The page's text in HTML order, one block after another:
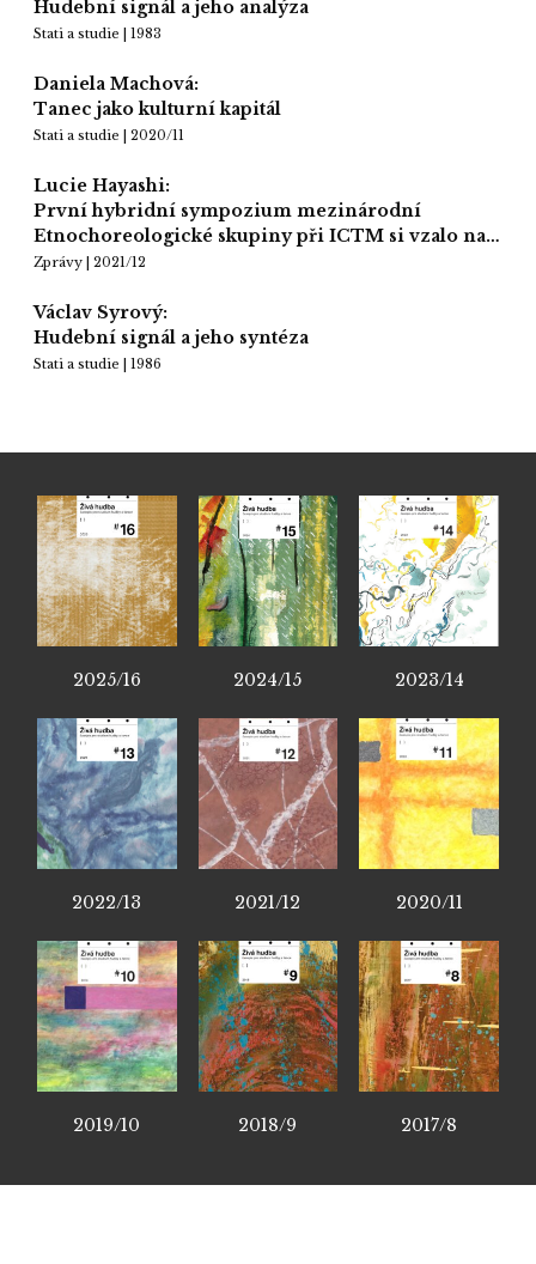
Hudební signál a jeho analýza
Stati a studie | 1983
Daniela Machová:
Tanec jako kulturní kapitál
Stati a studie | 2020/11
Lucie Hayashi:
První hybridní sympozium mezinárodní
Etnochoreologické skupiny při ICTM si vzalo na…
Zprávy | 2021/12
Václav Syrový:
Hudební signál a jeho syntéza
Stati a studie | 1986
2025/16 2024/15 2023/14
2022/13 2021/12 2020/11
2019/10 2018/9 2017/8